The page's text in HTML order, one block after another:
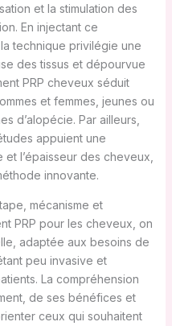
et la stimulation des
En injectant ce
technique privilégie une
des tissus et dépourvue
PRP cheveux séduit
et femmes, jeunes ou
d’alopécie. Par ailleurs,
appuient une
l’épaisseur des cheveux,
innovante.
mécanisme et
PRP pour les cheveux, on
adaptée aux besoins de
peu invasive et
La compréhension
de ses bénéfices et
ceux qui souhaitent